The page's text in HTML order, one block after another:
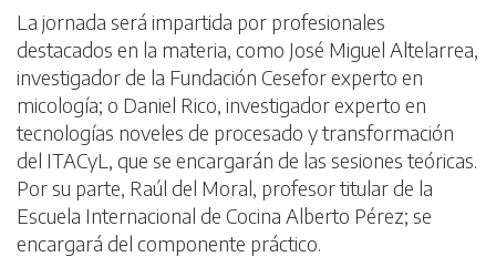
La jornada será impartida por profesionales
destacados en la materia, como José Miguel Altelarrea,
investigador de la Fundación Cesefor experto en
micología; o Daniel Rico, investigador experto en
tecnologías noveles de procesado y transformación
del ITACyL, que se encargarán de las sesiones teóricas.
Por su parte, Raúl del Moral, profesor titular de la
Escuela Internacional de Cocina Alberto Pérez; se
encargará del componente práctico.